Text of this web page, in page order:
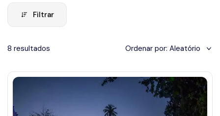
Chinês mandarim
Home
Restaurantes
Hospedagem
Casamentos
Filtrar
Adicionar datas
January 2024
8 resultados Ordenar por: Aleatório